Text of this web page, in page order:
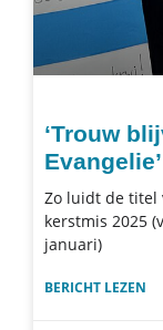
‘Trouw
Evangelie’
Zo luidt de titel
kerstmis 2025
januari)
BERICHT LEZEN